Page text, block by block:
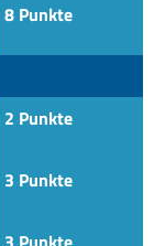
8 Punkte
2 Punkte
3 Punkte